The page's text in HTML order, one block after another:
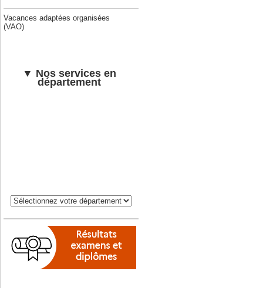
Vacances adaptées organisées
(VAO)
▼ Nos services en
département